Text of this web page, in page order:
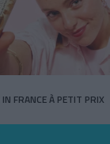
FRANCE À PETIT PRIX